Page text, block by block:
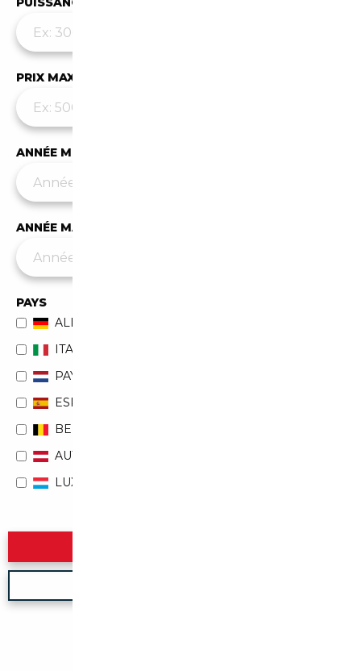
PRIX MAX (€)
ANNÉE MIN
ANNÉE MAX
PAYS
ALLEMAGNE
ITALIE
PAYS-BAS
ESPAGNE
BELGIQUE
AUTRICHE
LUXEMBOURG